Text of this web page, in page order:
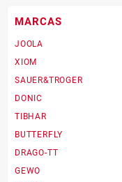
MARCAS
JOOLA
XIOM
SAUER&TROGER
DONIC
TIBHAR
BUTTERFLY
DRAGO-TT
GEWO